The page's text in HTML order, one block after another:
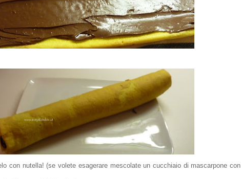
con nutella! (se volete esagerare mescolate un cucchiaio di mascarpone con